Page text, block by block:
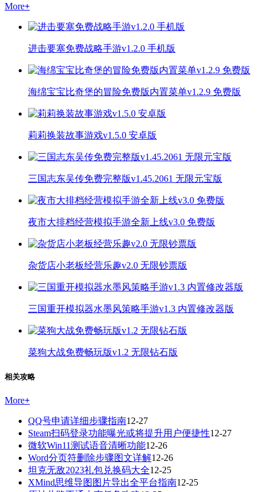
More+
进击要塞免费战略手游v1.2.0 手机版
海绵宝宝比奇堡的冒险免费版内置菜单v1.2.9 免费版
莉莉换装故事游戏v1.5.0 安卓版
三国志东吴传免费完整版v1.45.2061 无限元宝版
夜市大排档经营模拟手游全新上线v3.0 免费版
杂货店小老板经营乐趣v2.0 无限钞票版
三国重开模拟器水墨风策略手游v1.3 内置修改器版
菜狗大战免费畅玩版v1.2 无限钻石版
相关攻略
More+
QQ号申请详细步骤指南12-27
Steam扫码登录功能曝光或将提升用户便捷性12-27
微软Win11测试语音清晰功能12-26
Word分页符删除步骤图文详解12-26
坦克无敌2023礼包兑换码大全12-25
XMind思维导图图片导出全平台指南12-25